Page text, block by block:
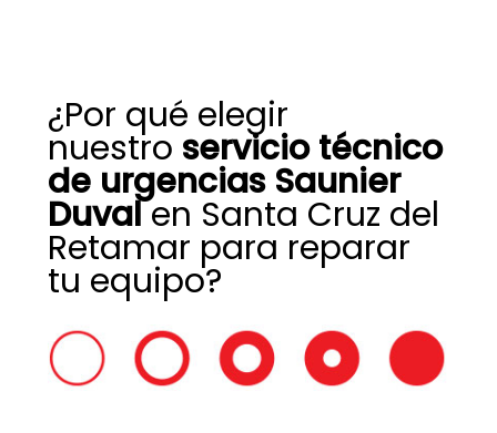
¿Por qué elegir
nuestro servicio técnico
de urgencias Saunier
Duvalen Santa Cruz del
Retamar para reparar
tu equipo?